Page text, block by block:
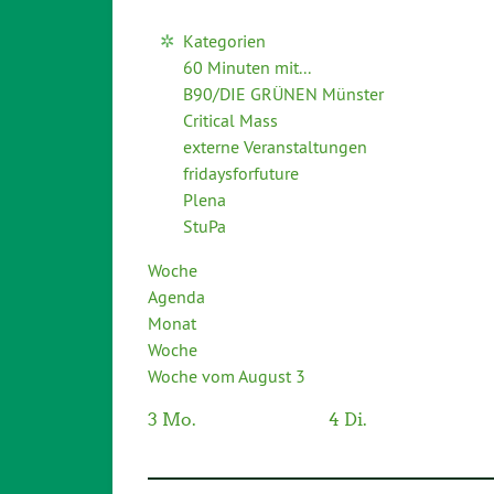
Kategorien
60 Minuten mit...
B90/DIE GRÜNEN Münster
Critical Mass
externe Veranstaltungen
fridaysforfuture
Plena
StuPa
Woche
Agenda
Monat
Woche
Woche vom August 3
3 Mo. 4 Di.